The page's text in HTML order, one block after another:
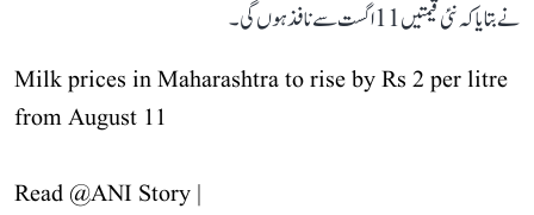
نے بتایا کہ نئی قیمتیں 11 اگست سے نافذ ہوں گی۔
Milk prices in Maharashtra to rise by Rs 2 per litre
from August 11
Read @ANI Story |